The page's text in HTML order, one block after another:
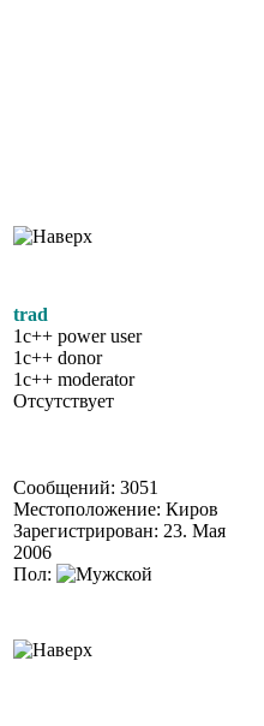
trad
1c++ power user
1c++ donor
1c++ moderator
Отсутствует
Сообщений: 3051
Местоположение: Киров
Зарегистрирован: 23. Мая
2006
Пол: